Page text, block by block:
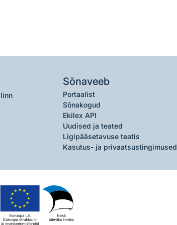
Sõnaveeb
Portaalist
Sõnakogud
Ekilex API
Uudised ja teated
Ligipääsetavuse teatis
Kasutus- ja privaatsustingimused